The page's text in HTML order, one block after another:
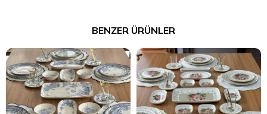
BENZER ÜRÜNLER